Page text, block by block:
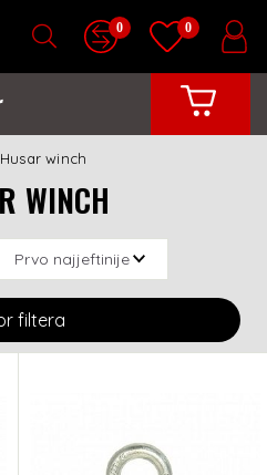
0 0
Husar winch
WINCH
filtera